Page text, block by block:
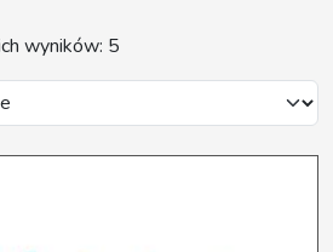
wyników: 5